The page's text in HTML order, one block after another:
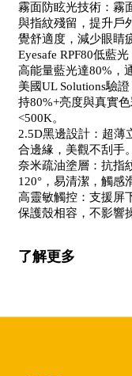
霧面防眩光技術：霧
與指紋殘留，提升戶
覺舒適度，減少眼睛
Eyesafe RPF80低藍
高能量藍光達80%，
美國UL Solutions驗
持80%+亮度與真實
<500K。
2.5D黑邊設計：超薄
合邊緣，美觀不刮手。
奈米疏油塗層：抗指
120°，易清潔，觸感
高靈敏觸控：支援屏
保護殼相容，不影響
了解更多